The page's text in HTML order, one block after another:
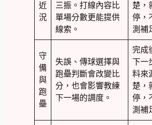
近
況
三振。打線內容比
單場分數更能提供
線索。
楚，
停，
測補
守
備
與
跑
壘
失誤、傳球選擇與
跑壘判斷會改變比
分，也會影響教練
下一場的調度。
完成
下一
料來
楚，
停，
測補